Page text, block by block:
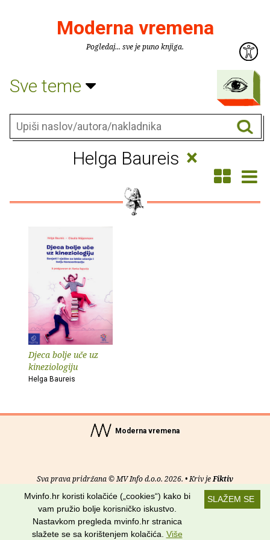
Moderna vremena
Pogledaj... sve je puno knjiga.
Sve teme
Helga Baureis ×
Djeca bolje uče uz
kineziologiju
Helga Baureis
Moderna vremena
Sva prava pridržana © MV Info d.o.o. 2026. • Kriv jeFiktiv
Uvjeti korištenja RSS kanali
Potraži nas na:
SLAŽEM SE
Mvinfo.hr koristi kolačiće („cookies“) kako bi
vam pružio bolje korisničko iskustvo.
Nastavkom pregleda mvinfo.hr stranica
slažete se sa korištenjem kolačića. Više